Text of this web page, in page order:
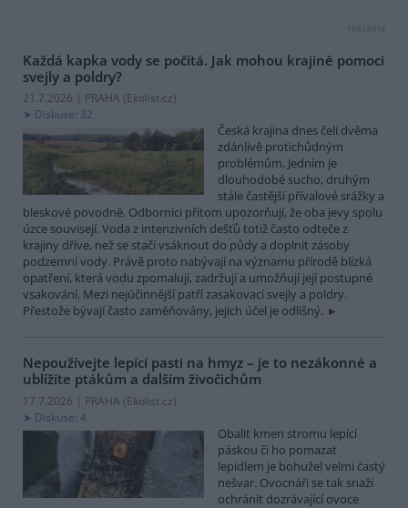
reklama
Každá kapka vody se počítá. Jak mohou krajině pomoci
svejly a poldry?
21.7.2026 | PRAHA (Ekolist.cz)
Diskuse: 32
Česká krajina dnes čelí dvěma
zdánlivě protichůdným
problémům. Jedním je
dlouhodobé sucho, druhým
stále častější přívalové srážky a
bleskové povodně. Odborníci přitom upozorňují, že oba jevy spolu
úzce souvisejí. Voda z intenzivních dešťů totiž často odteče z
krajiny dříve, než se stačí vsáknout do půdy a doplnit zásoby
podzemní vody. Právě proto nabývají na významu přírodě blízká
opatření, která vodu zpomalují, zadržují a umožňují její postupné
vsakování. Mezi nejúčinnější patří zasakovací svejly a poldry.
Přestože bývají často zaměňovány, jejich účel je odlišný.
Nepoužívejte lepící pasti na hmyz – je to nezákonné a
ublížíte ptákům a dalším živočichům
17.7.2026 | PRAHA (Ekolist.cz)
Diskuse: 4
Obalit kmen stromu lepící
páskou či ho pomazat
lepidlem je bohužel velmi častý
nešvar. Ovocnáři se tak snaží
ochránit dozrávající ovoce